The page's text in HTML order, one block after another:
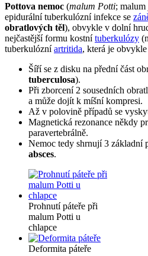
Pottova nemoc (malum Potti;
epidurální tuberkulózní infekce se
obratlových těl), obvykle v dolní
nejčastější formu kostnítuberkulózy
tuberkulózníartritida, která je
Šíří se z disku na přední část
tuberculosa).
Při zborcení 2 sousedních
a může dojít k míšní kompresi.
Až v polovině případů se
Magnetická rezonance někdy
paravertebrálně.
Nemoc tedy shrnují 3 základní
absces.
Prohnutí páteře při
malum Potti u
chlapce
Deformita páteře